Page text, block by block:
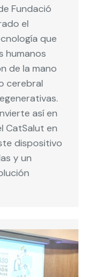
Fundació
el
que
humanos
de la mano
cerebral
así en
CatSalut en
dispositivo
y un